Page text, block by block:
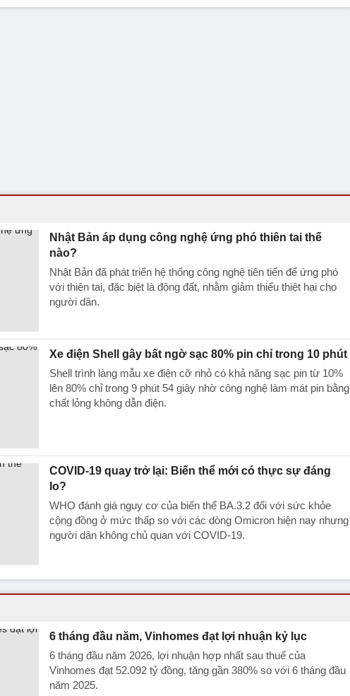
Nhật Bản áp dụng công nghệ ứng phó thiên tai thế
nào?
Nhật Bản đã phát triển hệ thống công nghệ tiên tiến để ứng phó
với thiên tai, đặc biệt là động đất, nhằm giảm thiểu thiệt hại cho
người dân.
Xe điện Shell gây bất ngờ sạc 80% pin chỉ trong 10 phút
Shell trình làng mẫu xe điện cỡ nhỏ có khả năng sạc pin từ 10%
lên 80% chỉ trong 9 phút 54 giây nhờ công nghệ làm mát pin bằng
chất lỏng không dẫn điện.
COVID-19 quay trở lại: Biến thể mới có thực sự đáng
lo?
WHO đánh giá nguy cơ của biến thể BA.3.2 đối với sức khỏe
cộng đồng ở mức thấp so với các dòng Omicron hiện nay nhưng
người dân không chủ quan với COVID-19.
6 tháng đầu năm, Vinhomes đạt lợi nhuận kỷ lục
6 tháng đầu năm 2026, lợi nhuận hợp nhất sau thuế của
Vinhomes đạt 52.092 tỷ đồng, tăng gần 380% so với 6 tháng đầu
năm 2025.